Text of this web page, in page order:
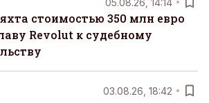
стоимостью 350 млн евро
Revolut к судебному
03.08.26, 18:42